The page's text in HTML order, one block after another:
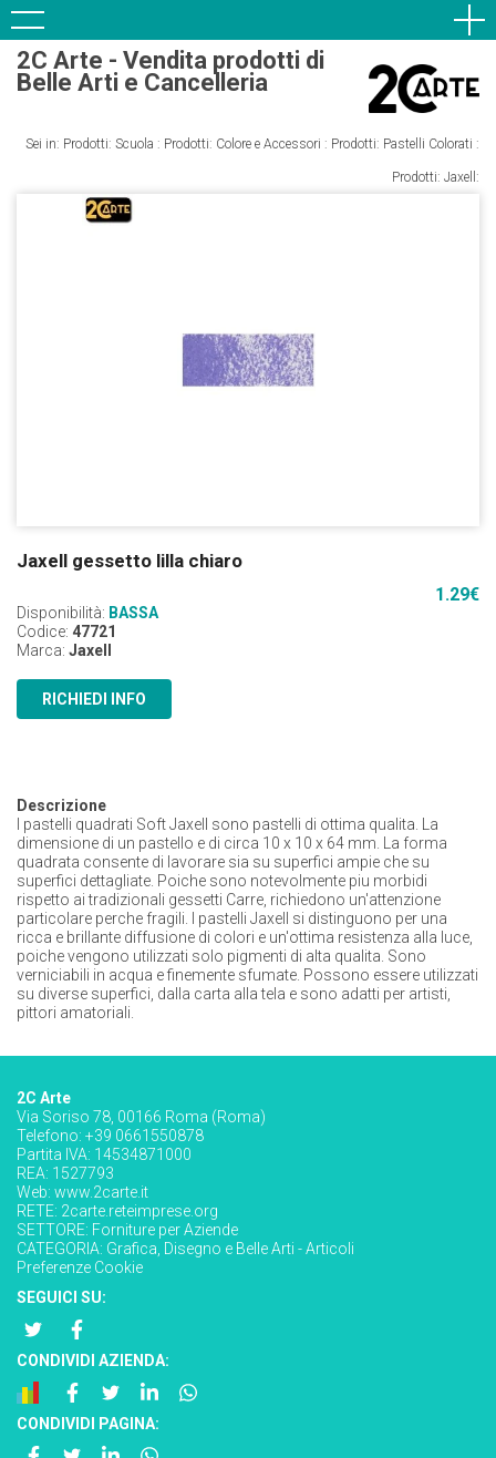
2C Arte - Vendita prodotti di
Belle Arti e Cancelleria
Sei in: Prodotti: Scuola : Prodotti: Colore e Accessori : Prodotti: Pastelli Colorati :
Prodotti: Jaxell:
Jaxell gessetto lilla chiaro
1.29€
Disponibilità: BASSA
Codice: 47721
Marca: Jaxell
RICHIEDI INFO
Descrizione
I pastelli quadrati Soft Jaxell sono pastelli di ottima qualita. La
dimensione di un pastello e di circa 10 x 10 x 64 mm. La forma
quadrata consente di lavorare sia su superfici ampie che su
superfici dettagliate. Poiche sono notevolmente piu morbidi
rispetto ai tradizionali gessetti Carre, richiedono un'attenzione
particolare perche fragili. I pastelli Jaxell si distinguono per una
ricca e brillante diffusione di colori e un'ottima resistenza alla luce,
poiche vengono utilizzati solo pigmenti di alta qualita. Sono
verniciabili in acqua e finemente sfumate. Possono essere utilizzati
su diverse superfici, dalla carta alla tela e sono adatti per artisti,
pittori amatoriali.
2C Arte
Via Soriso 78, 00166 Roma (Roma)
Telefono: +39 0661550878
Partita IVA: 14534871000
REA: 1527793
Web: www.2carte.it
RETE: 2carte.reteimprese.org
SETTORE: Forniture per Aziende
CATEGORIA: Grafica, Disegno e Belle Arti - Articoli
Preferenze Cookie
SEGUICI SU:
CONDIVIDI AZIENDA:
CONDIVIDI PAGINA: